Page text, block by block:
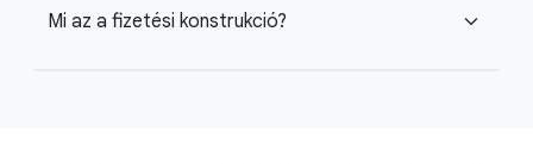
Mi az a fizetési konstrukció? expand_more